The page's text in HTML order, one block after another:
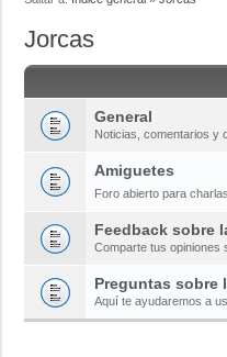
Jorcas
General
Noticias, comentarios y
Amiguetes
Foro abierto para
Feedback sobre
Comparte tus opiniones
Preguntas sobre
Aquí te ayudaremos a